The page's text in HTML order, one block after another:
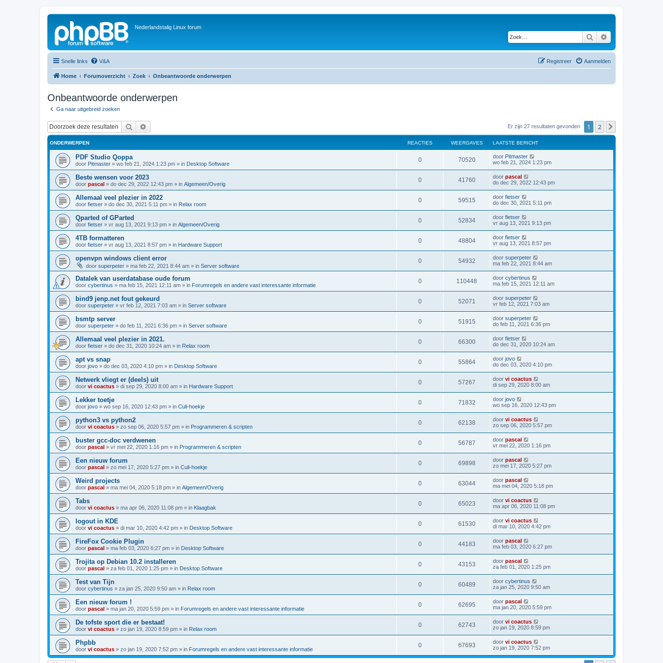
Nederlandstalig Linux forum
Zoek
Snelle links V&A Aanmelden
Registreer
Home Forumoverzicht Zoek Onbeantwoorde onderwerpen
Onbeantwoorde onderwerpen
Ga naar uitgebreid zoeken
Zoek Er zijn 27 resultaten gevonden 1 2
ONDERWERPEN REACTIES WEERGAVES LAATSTE BERICHT
PDF Studio Qoppa
door Pitmaster » wo feb 21, 2024 1:23 pm » in Desktop Software
0 70520 door Pitmaster
wo feb 21, 2024 1:23 pm
Beste wensen voor 2023
door pascal » do dec 29, 2022 12:43 pm » in Algemeen/Overig
0 41760 door pascal
do dec 29, 2022 12:43 pm
Allemaal veel plezier in 2022
door fietser » do dec 30, 2021 5:11 pm » in Relax room
0 59515 door fietser
do dec 30, 2021 5:11 pm
Qparted of GParted
door fietser » vr aug 13, 2021 9:13 pm » in Algemeen/Overig
0 52834 door fietser
vr aug 13, 2021 9:13 pm
4TB formatteren
door fietser » vr aug 13, 2021 8:57 pm » in Hardware Support
0 48804 door fietser
vr aug 13, 2021 8:57 pm
openvpn windows client error
door superpeter » ma feb 22, 2021 8:44 am » in Server software
0 54932 door superpeter
ma feb 22, 2021 8:44 am
Datalek van userdatabase oude forum
door cybertinus » ma feb 15, 2021 12:11 am » in Forumregels en andere vast interessante informatie
0 110448 door cybertinus
ma feb 15, 2021 12:11 am
bind9 jenp.net fout gekeurd
door superpeter » vr feb 12, 2021 7:03 am » in Server software
0 52071 door superpeter
vr feb 12, 2021 7:03 am
bsmtp server
door superpeter » do feb 11, 2021 6:36 pm » in Server software
0 51915 door superpeter
do feb 11, 2021 6:36 pm
Allemaal veel plezier in 2021.
door fietser » do dec 31, 2020 10:24 am » in Relax room
0 66300 door fietser
do dec 31, 2020 10:24 am
apt vs snap
door jovo » do dec 03, 2020 4:10 pm » in Desktop Software
0 55864 door jovo
do dec 03, 2020 4:10 pm
Netwerk vliegt er (deels) uit
door vi coactus » di sep 29, 2020 8:00 am » in Hardware Support
0 57267 door vi coactus
di sep 29, 2020 8:00 am
Lekker toetje
door jovo » wo sep 16, 2020 12:43 pm » in Culi-hoekje
0 71832 door jovo
wo sep 16, 2020 12:43 pm
python3 vs python2
door vi coactus » zo sep 06, 2020 5:57 pm » in Programmeren & scripten
0 62138 door vi coactus
zo sep 06, 2020 5:57 pm
buster gcc-doc verdwenen
door pascal » vr mei 22, 2020 1:16 pm » in Programmeren & scripten
0 56787 door pascal
vr mei 22, 2020 1:16 pm
Een nieuw forum
door pascal » zo mei 17, 2020 5:27 pm » in Culi-hoekje
0 69898 door pascal
zo mei 17, 2020 5:27 pm
Weird projects
door pascal » ma mei 04, 2020 5:18 pm » in Algemeen/Overig
0 63044 door pascal
ma mei 04, 2020 5:18 pm
Tabs
door vi coactus » ma apr 06, 2020 11:08 pm » in Klaagbak
0 65023 door vi coactus
ma apr 06, 2020 11:08 pm
logout in KDE
door vi coactus » di mar 10, 2020 4:42 pm » in Desktop Software
0 61530 door vi coactus
di mar 10, 2020 4:42 pm
FireFox Cookie Plugin
door pascal » ma feb 03, 2020 6:27 pm » in Desktop Software
0 44183 door pascal
ma feb 03, 2020 6:27 pm
Trojita op Debian 10.2 installeren
door pascal » za feb 01, 2020 1:25 pm » in Desktop Software
0 43153 door pascal
za feb 01, 2020 1:25 pm
Test van Tijn
door cybertinus » za jan 25, 2020 9:50 am » in Relax room
0 60489 door cybertinus
za jan 25, 2020 9:50 am
Een nieuw forum !
door pascal » ma jan 20, 2020 5:59 pm » in Forumregels en andere vast interessante informatie
0 62695 door pascal
ma jan 20, 2020 5:59 pm
De tofste sport die er bestaat!
door vi coactus » zo jan 19, 2020 8:59 pm » in Relax room
0 62743 door vi coactus
zo jan 19, 2020 8:59 pm
Phpbb
door vi coactus » zo jan 19, 2020 7:52 pm » in Forumregels en andere vast interessante informatie
0 67693 door vi coactus
zo jan 19, 2020 7:52 pm